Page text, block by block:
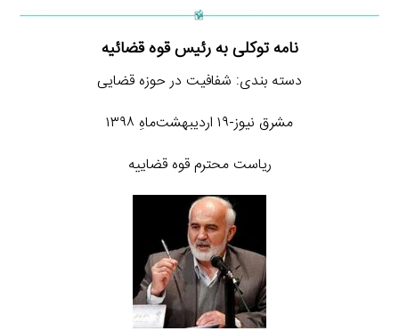
نامه توکلی به رئیس قوه قضائیه
دسته بندی: شفافیت در حوزه قضایی
مشرق نیوز-۱۹ اردیبهشت‌ماهِ ۱۳۹۸
ریاست محترم قوه قضاییه